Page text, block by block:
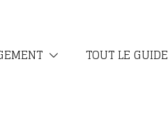
TOUT LE GUIDE